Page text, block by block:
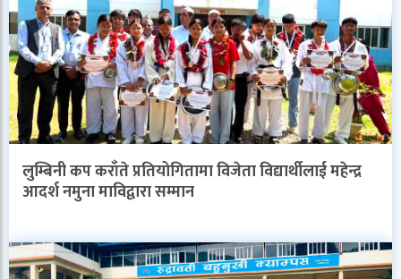
लुम्बिनी कप कराँते प्रतियोगितामा विजेता विद्यार्थीलाई महेन्द्र
आदर्श नमुना माविद्वारा सम्मान